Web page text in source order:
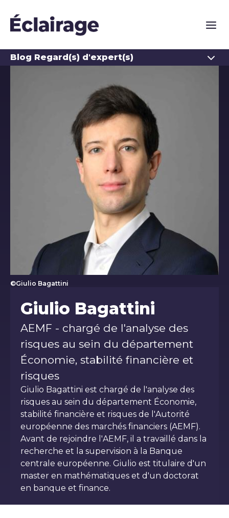
Blog Regard(s) d'expert(s)
©Giulio Bagattini
Giulio Bagattini
AEMF - chargé de l'analyse des
risques au sein du département
Économie, stabilité financière et
risques
Giulio Bagattini est chargé de l'analyse des
risques au sein du département Économie,
stabilité financière et risques de l'Autorité
européenne des marchés financiers (AEMF).
Avant de rejoindre l'AEMF, il a travaillé dans la
recherche et la supervision à la Banque
centrale européenne. Giulio est titulaire d'un
master en mathématiques et d'un doctorat
en banque et finance.